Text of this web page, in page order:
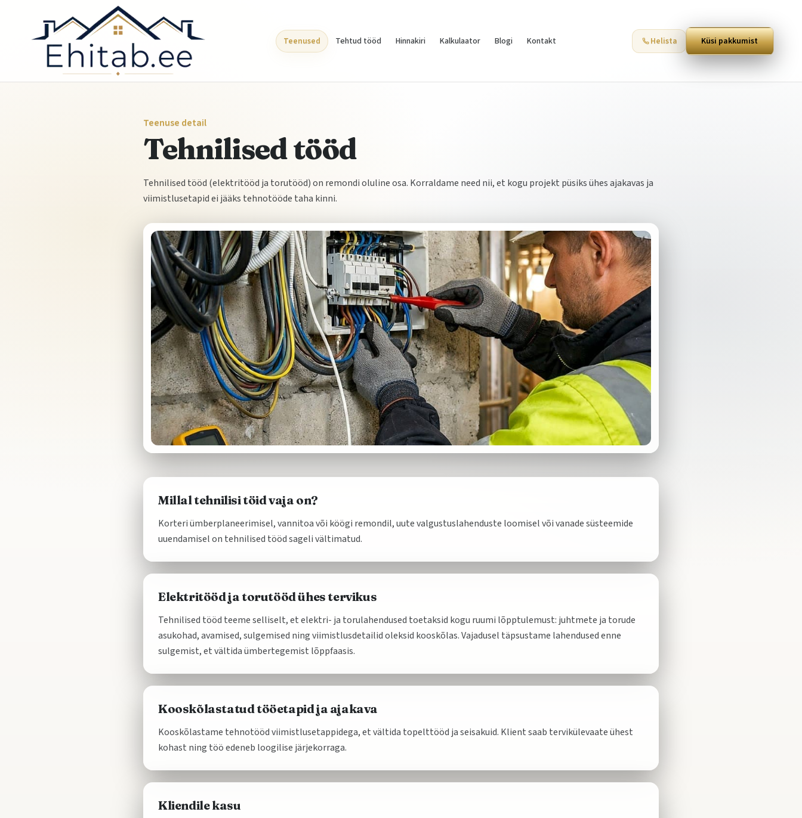
Teenused Tehtud tööd Hinnakiri Kalkulaator Blogi Kontakt Helista Küsi pakkumist
Teenuse detail
Tehnilised tööd
Tehnilised tööd (elektritööd ja torutööd) on remondi oluline osa. Korraldame need nii, et kogu projekt püsiks ühes ajakavas ja
viimistlusetapid ei jääks tehnotööde taha kinni.
Millal tehnilisi töid vaja on?
Korteri ümberplaneerimisel, vannitoa või köögi remondil, uute valgustuslahenduste loomisel või vanade süsteemide
uuendamisel on tehnilised tööd sageli vältimatud.
Elektritööd ja torutööd ühes tervikus
Tehnilised tööd teeme selliselt, et elektri- ja torulahendused toetaksid kogu ruumi lõpptulemust: juhtmete ja torude
asukohad, avamised, sulgemised ning viimistlusdetailid oleksid kooskõlas. Vajadusel täpsustame lahendused enne
sulgemist, et vältida ümbertegemist lõppfaasis.
Kooskõlastatud tööetapid ja ajakava
Kooskõlastame tehnotööd viimistlusetappidega, et vältida topelttööd ja seisakuid. Klient saab tervikülevaate ühest
kohast ning töö edeneb loogilise järjekorraga.
Kliendile kasu